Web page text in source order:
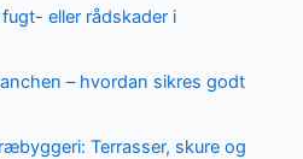
eller rådskader i
– hvordan sikres godt
Terrasser, skure og